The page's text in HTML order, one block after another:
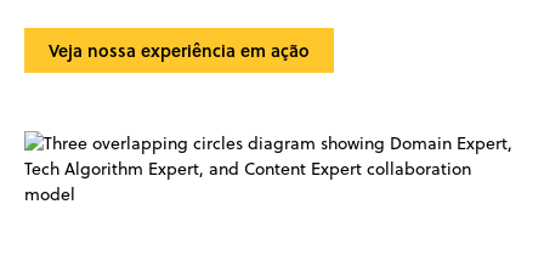
Veja nossa experiência em ação